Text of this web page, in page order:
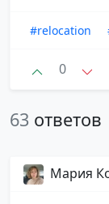
#relocation
0
63 ответов
Мария